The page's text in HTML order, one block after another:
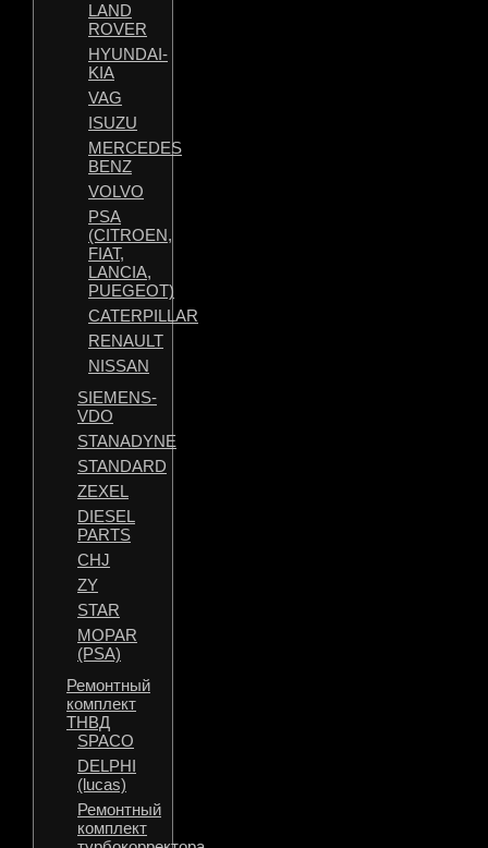
LAND
ROVER
HYUNDAI-
KIA
VAG
ISUZU
MERCEDES
BENZ
VOLVO
PSA
(CITROEN,
FIAT,
LANCIA,
PUEGEOT)
CATERPILLAR
RENAULT
NISSAN
SIEMENS-
VDO
STANADYNE
STANDARD
ZEXEL
DIESEL
PARTS
CHJ
ZY
STAR
MOPAR
(PSA)
Ремонтный
комплект
ТНВД
SPACO
DELPHI
(lucas)
Ремонтный
комплект